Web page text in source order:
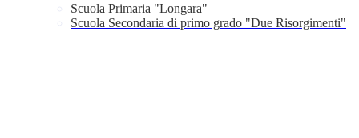
Scuola Primaria "Longara"
Scuola Secondaria di primo grado "Due Risorgimenti"